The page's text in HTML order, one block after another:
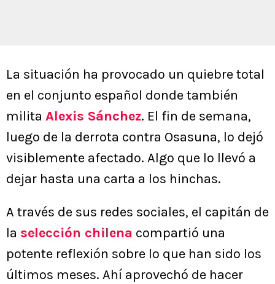
La situación ha provocado un quiebre total
en el conjunto español donde también
milita Alexis Sánchez. El fin de semana,
luego de la derrota contra Osasuna, lo dejó
visiblemente afectado. Algo que lo llevó a
dejar hasta una carta a los hinchas.
A través de sus redes sociales, el capitán de
la selección chilena compartió una
potente reflexión sobre lo que han sido los
últimos meses. Ahí aprovechó de hacer